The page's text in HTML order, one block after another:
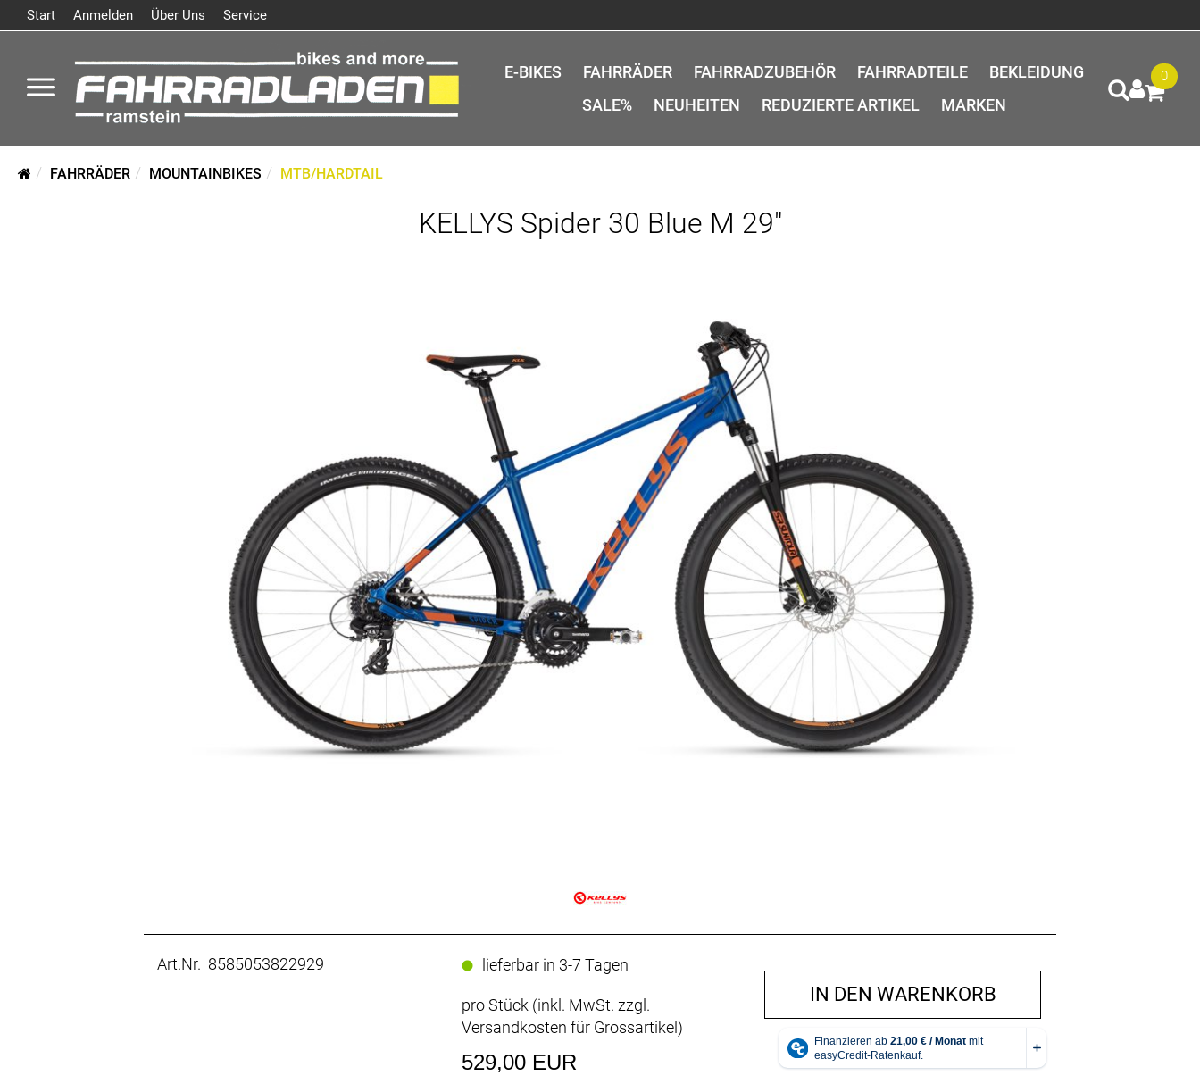
Start Anmelden Über Uns Service
E-BIKES FAHRRÄDER FAHRRADZUBEHÖR FAHRRADTEILE
BEKLEIDUNG
SALE%
NEUHEITEN REDUZIERTE ARTIKEL MARKEN
0
FAHRRÄDER MOUNTAINBIKES MTB/HARDTAIL
KELLYS Spider 30 Blue M 29"
Art.Nr. 8585053822929 lieferbar in 3-7 Tagen
pro Stück (inkl. MwSt. zzgl.
Versandkosten für Grossartikel)
529,00 EUR
IN DEN WARENKORB